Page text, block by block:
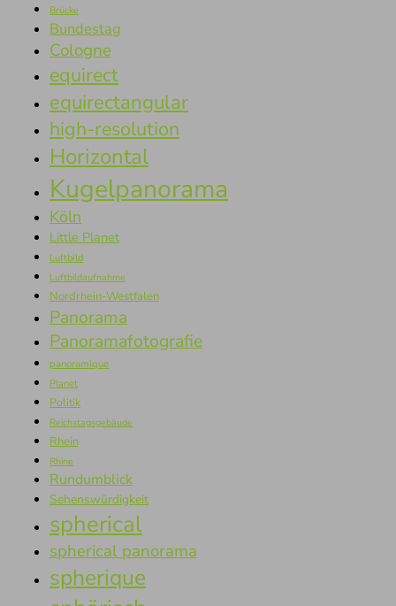
Brücke
Bundestag
Cologne
equirect
equirectangular
high-resolution
Horizontal
Kugelpanorama
Köln
Little Planet
Luftbild
Luftbildaufnahme
Nordrhein-Westfalen
Panorama
Panoramafotografie
panoramique
Planet
Politik
Reichstagsgebäude
Rhein
Rhine
Rundumblick
Sehenswürdigkeit
spherical
spherical panorama
spherique